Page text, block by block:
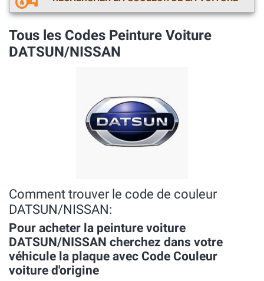
Tous les Codes Peinture Voiture
DATSUN/NISSAN
Comment trouver le code de couleur
DATSUN/NISSAN:
Pour acheter la peinture voiture
DATSUN/NISSAN cherchez dans votre
véhicule la plaque avec Code Couleur
voiture d'origine